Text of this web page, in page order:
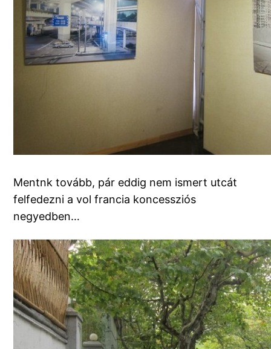
Mentnk tovább, pár eddig nem ismert utcát
felfedezni a vol francia koncessziós
negyedben…